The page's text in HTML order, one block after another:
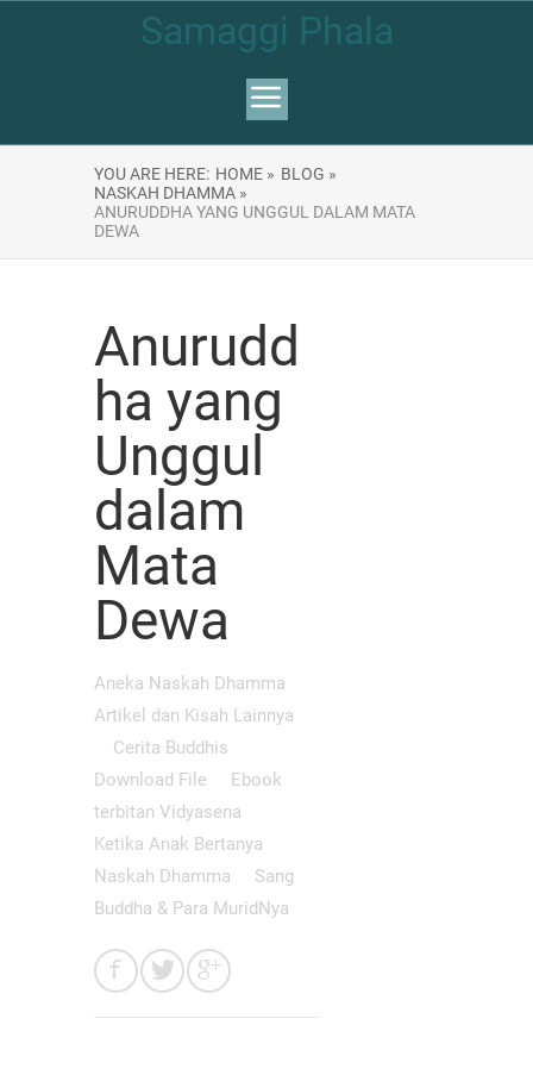
Samaggi Phala
YOU ARE HERE: HOME » BLOG »
NASKAH DHAMMA »
ANURUDDHA YANG UNGGUL DALAM MATA
DEWA
Anurudd
ha yang
Unggul
dalam
Mata
Dewa
Aneka Naskah Dhamma
Artikel dan Kisah Lainnya
Cerita Buddhis
Download File
Ebook
terbitan Vidyasena
Ketika Anak Bertanya
Naskah Dhamma
Sang
Buddha & Para MuridNya